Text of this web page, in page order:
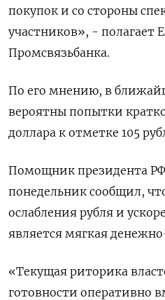
покупок и со стороны
участников», - полагает
Промсвязьбанка.
По его мнению, в
вероятны попытки
доллара к отметке 105
Помощник президента
понедельник сообщил,
ослабления рубля и
является мягкая
«Текущая риторика
готовности оперативно